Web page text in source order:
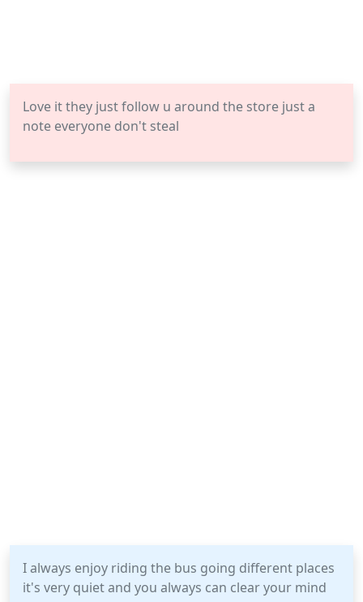
Love it they just follow u around the store just a
note everyone don't steal
I always enjoy riding the bus going different places
it's very quiet and you always can clear your mind